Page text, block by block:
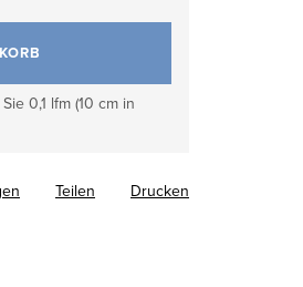
0,1 lfm (10 cm in
Drucken
Teilen